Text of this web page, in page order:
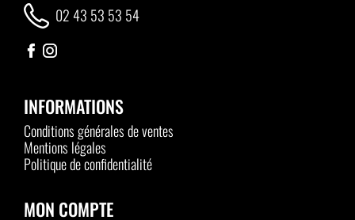
02 43 53 53 54
INFORMATIONS
Conditions générales de ventes
Mentions légales
Politique de confidentialité
MON COMPTE